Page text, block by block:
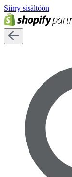
Siirry sisältöön